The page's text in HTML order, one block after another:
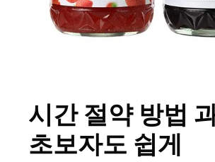
시간 절약 방법
초보자도 쉽게